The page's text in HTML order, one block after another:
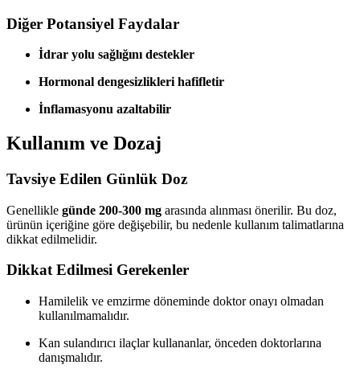
Diğer Potansiyel Faydalar
İdrar yolu sağlığını destekler
Hormonal dengesizlikleri hafifletir
İnflamasyonu azaltabilir
Kullanım ve Dozaj
Tavsiye Edilen Günlük Doz
Genellikle günde 200-300 mg arasında alınması önerilir. Bu doz,
ürünün içeriğine göre değişebilir, bu nedenle kullanım talimatlarına
dikkat edilmelidir.
Dikkat Edilmesi Gerekenler
Hamilelik ve emzirme döneminde doktor onayı olmadan
kullanılmamalıdır.
Kan sulandırıcı ilaçlar kullananlar, önceden doktorlarına
danışmalıdır.